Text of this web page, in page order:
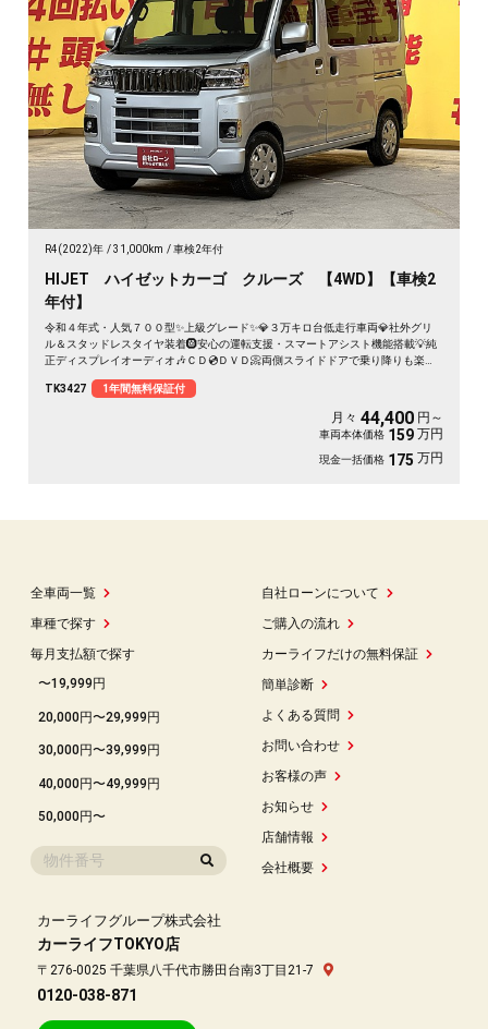
R4(2022)年 31,000km 車検2年付
HIJET ハイゼットカーゴ クルーズ 【4WD】【車検2
年付】
令和４年式・人気７００型✨上級グレード✨💎３万キロ台低走行車両💎社外グリ
ル＆スタッドレスタイヤ装着🛞安心の運転支援・スマートアシスト機能搭載💡純
正ディスプレイオーディオ🎶ＣＤ💿ＤＶＤ📀両側スライドドアで乗り降りも楽々
ス・オーバーヘッドコンソール付😊プッシュスタート＆スマートキータイプ👆ア
イドリングストップ付きで燃費性能も抜群😍🍃カタログ燃費・ＪＣ０８モード２
０．５ｋｍ🍃夜間走行も明るいLEDヘッドライト＆LEDフォグ🔦
TK3427 1年間無料保証付
月々 44,400 円～
車両本体価格 159 万円
現金一括価格 175 万円
全車両一覧
車種で探す
毎月支払額で探す
〜19,999円
20,000円〜29,999円
30,000円〜39,999円
40,000円〜49,999円
50,000円〜
自社ローンについて
ご購入の流れ
カーライフだけの無料保証
簡単診断
よくある質問
お問い合わせ
お客様の声
お知らせ
店舗情報
会社概要
カーライフグループ株式会社
カーライフTOKYO店
〒276-0025 千葉県八千代市勝田台南3丁目21-7
0120-038-871